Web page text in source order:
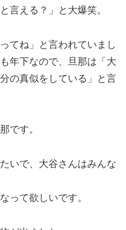
言える？」と大爆笑。
てね」と言われていまし
年下なので、旦那は「大
の真似をしている」と言
です。
いで、大谷さんはみんな
って欲しいです。